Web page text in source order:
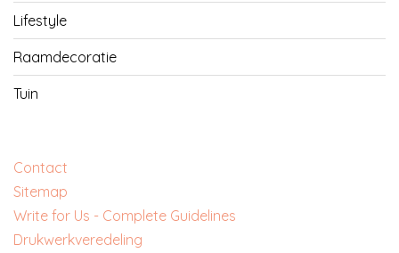
Lifestyle
Raamdecoratie
Tuin
Contact
Sitemap
Write for Us - Complete Guidelines
‎Drukwerkveredeling